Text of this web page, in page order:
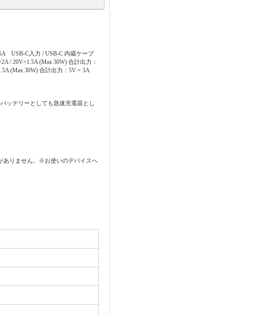
USB-C入力 / USB-C 内蔵ケーブ
/ 20V=1.5A (Max 30W) 合計出力：
(Max 30W) 合計出力：5V = 3A
ッテリーとしても急速充電器とし
ありません。※お使いのデバイスへ